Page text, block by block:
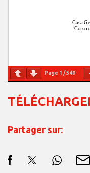
Page 1 /540
Partager sur: